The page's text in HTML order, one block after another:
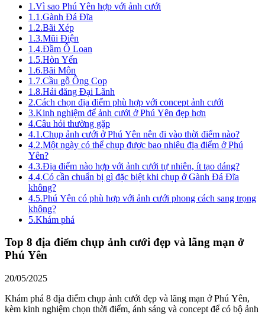
1.Vì sao Phú Yên hợp với ảnh cưới
1.1.Gành Đá Đĩa
1.2.Bãi Xép
1.3.Mũi Điện
1.4.Đầm Ô Loan
1.5.Hòn Yến
1.6.Bãi Môn
1.7.Cầu gỗ Ông Cọp
1.8.Hải đăng Đại Lãnh
2.Cách chọn địa điểm phù hợp với concept ảnh cưới
3.Kinh nghiệm để ảnh cưới ở Phú Yên đẹp hơn
4.Câu hỏi thường gặp
4.1.Chụp ảnh cưới ở Phú Yên nên đi vào thời điểm nào?
4.2.Một ngày có thể chụp được bao nhiêu địa điểm ở Phú
Yên?
4.3.Địa điểm nào hợp với ảnh cưới tự nhiên, ít tạo dáng?
4.4.Có cần chuẩn bị gì đặc biệt khi chụp ở Gành Đá Đĩa
không?
4.5.Phú Yên có phù hợp với ảnh cưới phong cách sang trọng
không?
5.Khám phá
Top 8 địa điểm chụp ảnh cưới đẹp và lãng mạn ở
Phú Yên
20/05/2025
Khám phá 8 địa điểm chụp ảnh cưới đẹp và lãng mạn ở Phú Yên,
kèm kinh nghiệm chọn thời điểm, ánh sáng và concept để có bộ ảnh